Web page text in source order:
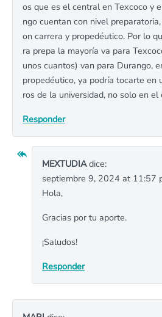
os que es el central en Texcoco y
ngo cuentan con nivel
on carrera y propedéutico. Por lo
ra prepa la mayoría va para
unos cuantos) van para Durango,
propedéutico, ya podría tocarte en
ros de la universidad, no solo en el
Responder
MEXTUDIAdice:
septiembre 9, 2024 at 11:57
Hola,
Gracias por tu aporte.
¡Saludos!
Responder